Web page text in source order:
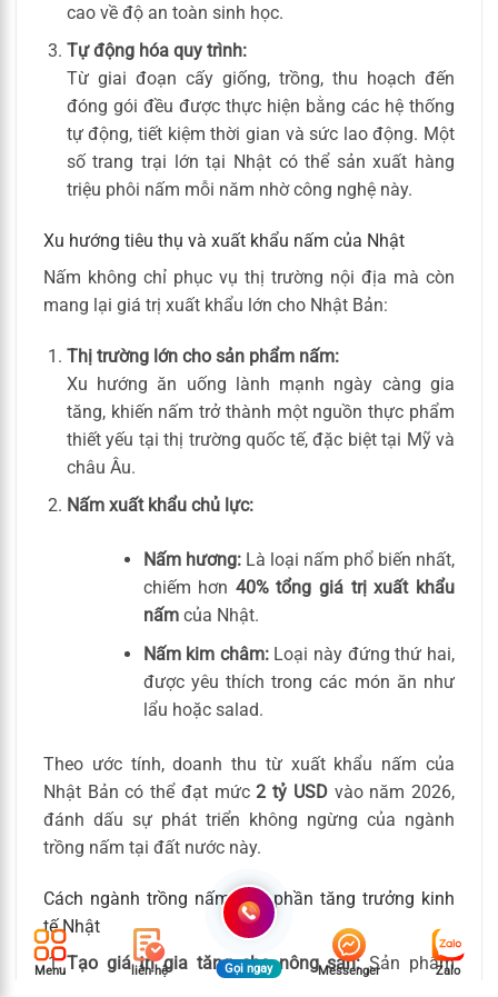
cao về độ an toàn sinh học.
Tự động hóa quy trình:
Từ giai đoạn cấy giống, trồng, thu hoạch đến
đóng gói đều được thực hiện bằng các hệ thống
tự động, tiết kiệm thời gian và sức lao động. Một
số trang trại lớn tại Nhật có thể sản xuất hàng
triệu phôi nấm mỗi năm nhờ công nghệ này.
Xu hướng tiêu thụ và xuất khẩu nấm của Nhật
Nấm không chỉ phục vụ thị trường nội địa mà còn
mang lại giá trị xuất khẩu lớn cho Nhật Bản:
Thị trường lớn cho sản phẩm nấm:
Xu hướng ăn uống lành mạnh ngày càng gia
tăng, khiến nấm trở thành một nguồn thực phẩm
thiết yếu tại thị trường quốc tế, đặc biệt tại Mỹ và
châu Âu.
Nấm xuất khẩu chủ lực:
Nấm hương:Là loại nấm phổ biến nhất,
chiếm hơn 40% tổng giá trị xuất khẩu
nấmcủa Nhật.
Nấm kim châm:Loại này đứng thứ hai,
được yêu thích trong các món ăn như
lẩu hoặc salad.
Theo ước tính, doanh thu từ xuất khẩu nấm của
Nhật Bản có thể đạt mức2 tỷ USDvào năm 2026,
đánh dấu sự phát triển không ngừng của ngành
trồng nấm tại đất nước này.
Cách ngành trồng nấm góp phần tăng trưởng kinh
tế Nhật
Tạo giá trị gia tăng cho nông sản:Sản phẩm
Menu liên hệ Gọi ngay Messenger Zalo